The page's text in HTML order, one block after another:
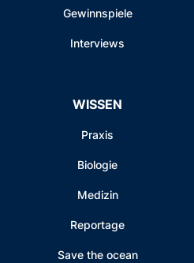
Gewinnspiele
Interviews
WISSEN
Praxis
Biologie
Medizin
Reportage
Save the ocean